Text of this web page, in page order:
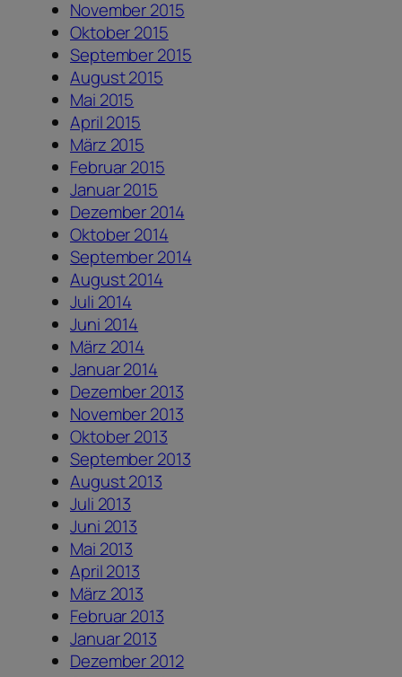
November 2015
Oktober 2015
September 2015
August 2015
Mai 2015
April 2015
März 2015
Februar 2015
Januar 2015
Dezember 2014
Oktober 2014
September 2014
August 2014
Juli 2014
Juni 2014
März 2014
Januar 2014
Dezember 2013
November 2013
Oktober 2013
September 2013
August 2013
Juli 2013
Juni 2013
Mai 2013
April 2013
März 2013
Februar 2013
Januar 2013
Dezember 2012